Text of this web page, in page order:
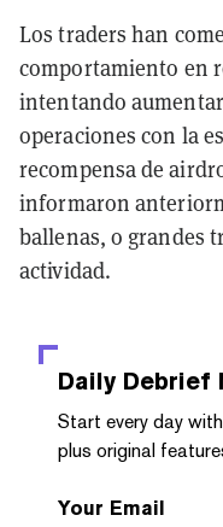
Los traders han
comportamiento en
intentando
operaciones con la
recompensa de
informaron
ballenas, o grandes
actividad.
Daily Debrief
Start every day
plus original
Your Email